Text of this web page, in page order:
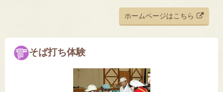
ホームページはこちら
そば打ち体験